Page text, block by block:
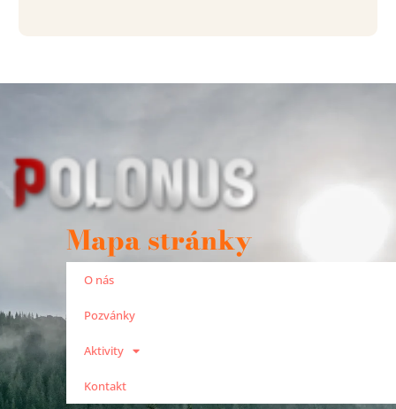
Mapa stránky
O nás
Pozvánky
Aktivity
Kontakt